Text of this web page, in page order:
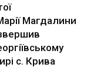
Магдалини
с. Крива